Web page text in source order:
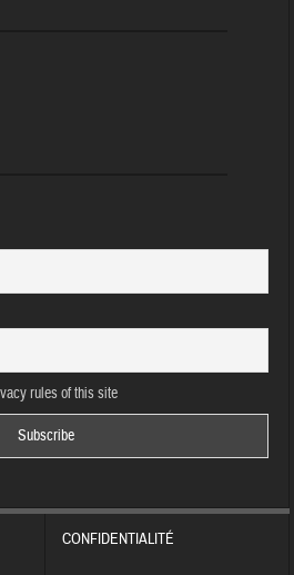
rules of this site
CONFIDENTIALITÉ